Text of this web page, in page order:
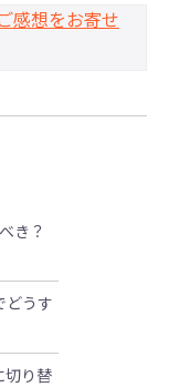
感想をお寄せ
き？
どうす
切り替